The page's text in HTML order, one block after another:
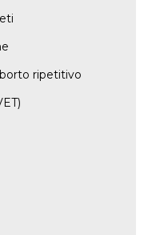
ripetitivo